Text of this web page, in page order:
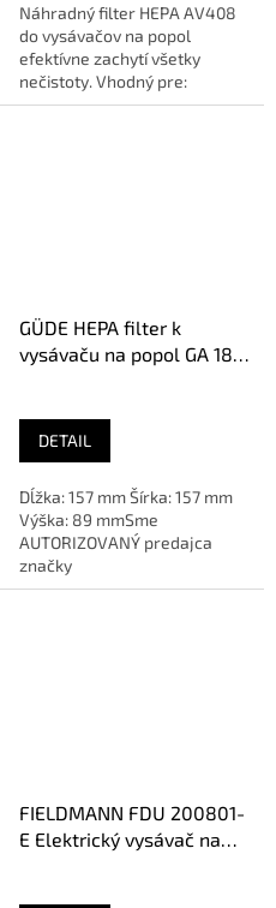
Náhradný filter HEPA AV408
do vysávačov na popol
efektívne zachytí všetky
nečistoty. Vhodný pre:
Vysávač na popol Strend Pro
GÜDE HEPA filter k
vysávaču na popol GA 18-
DETAIL
Dĺžka: 157 mm Šírka: 157 mm
Výška: 89 mmSme
AUTORIZOVANÝ predajca
značky
FIELDMANN FDU 200801-
E Elektrický vysávač na